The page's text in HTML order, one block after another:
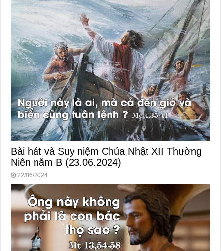
Bài hát và Suy niệm Chúa Nhật XII Thường
Niên năm B (23.06.2024)
22/06/2024